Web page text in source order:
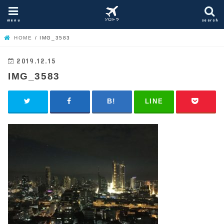
search
menu
HOME IMG_3583
2019.12.15
IMG_3583
LINE